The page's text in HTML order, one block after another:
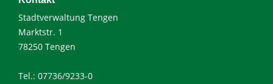
Stadtverwaltung Tengen
Marktstr. 1
78250 Tengen
Tel.: 07736/9233-0